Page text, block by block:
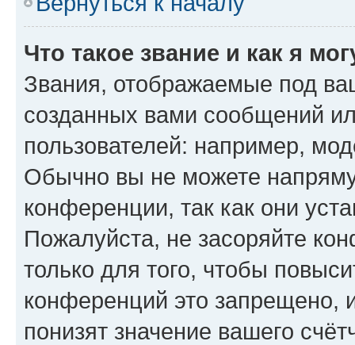
Что такое звание и как я
Звания, отображаемые под
созданных вами сообщений
пользователей: например,
Обычно вы не можете
конференции, так как они
Пожалуйста, не засоряйте
только для того, чтобы
конференций это запрещено,
понизят значение вашего